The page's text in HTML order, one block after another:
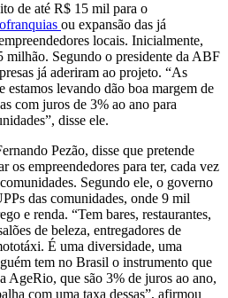
de até R$ 15 mil para o
ou expansão das já
locais. Inicialmente,
milhão. Segundo o presidente da ABF
já aderiram ao projeto. “As
estamos levando dão boa margem de
com juros de 3% ao ano para
disse ele.
Pezão, disse que pretende
os empreendedores para ter, cada vez
Segundo ele, o governo
das comunidades, onde 9 mil
e renda. “Tem bares, restaurantes,
de beleza, entregadores de
É uma diversidade, uma
tem no Brasil o instrumento que
AgeRio, que são 3% de juros ao ano,
com uma taxa dessas”, afirmou